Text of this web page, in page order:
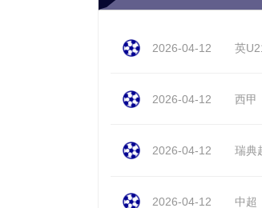
2026-04-12 英
2026-04-12 西甲
2026-04-12 瑞典
2026-04-12 中超